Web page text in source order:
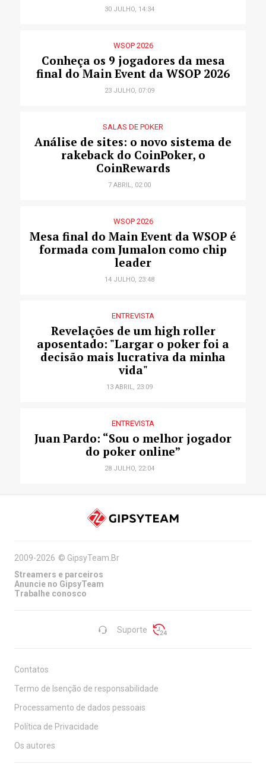
30 JULHO, 14:34
WSOP 2026
Conheça os 9 jogadores da mesa
final do Main Event da WSOP 2026
23 JULHO, 07:09
SALAS DE POKER
Análise de sites: o novo sistema de
rakeback do CoinPoker, o
CoinRewards
7 ABRIL, 02:00
WSOP 2026
Mesa final do Main Event da WSOP é
formada com Jumalon como chip
leader
14 JULHO, 23:48
ENTREVISTA
Revelações de um high roller
aposentado: "Largar o poker foi a
decisão mais lucrativa da minha
vida"
13 ABRIL, 23:09
ENTREVISTA
Juan Pardo: “Sou o melhor jogador
do poker online”
28 JULHO, 22:04
Suporte
2009-2026 © GipsyTeam.Br
Streamers e parceiros
Anuncie no GipsyTeam
Trabalhe conosco
Contatos
Termo de Isenção de responsabilidade
Processamento de dados pessoais
Política de Privacidade
Os autores